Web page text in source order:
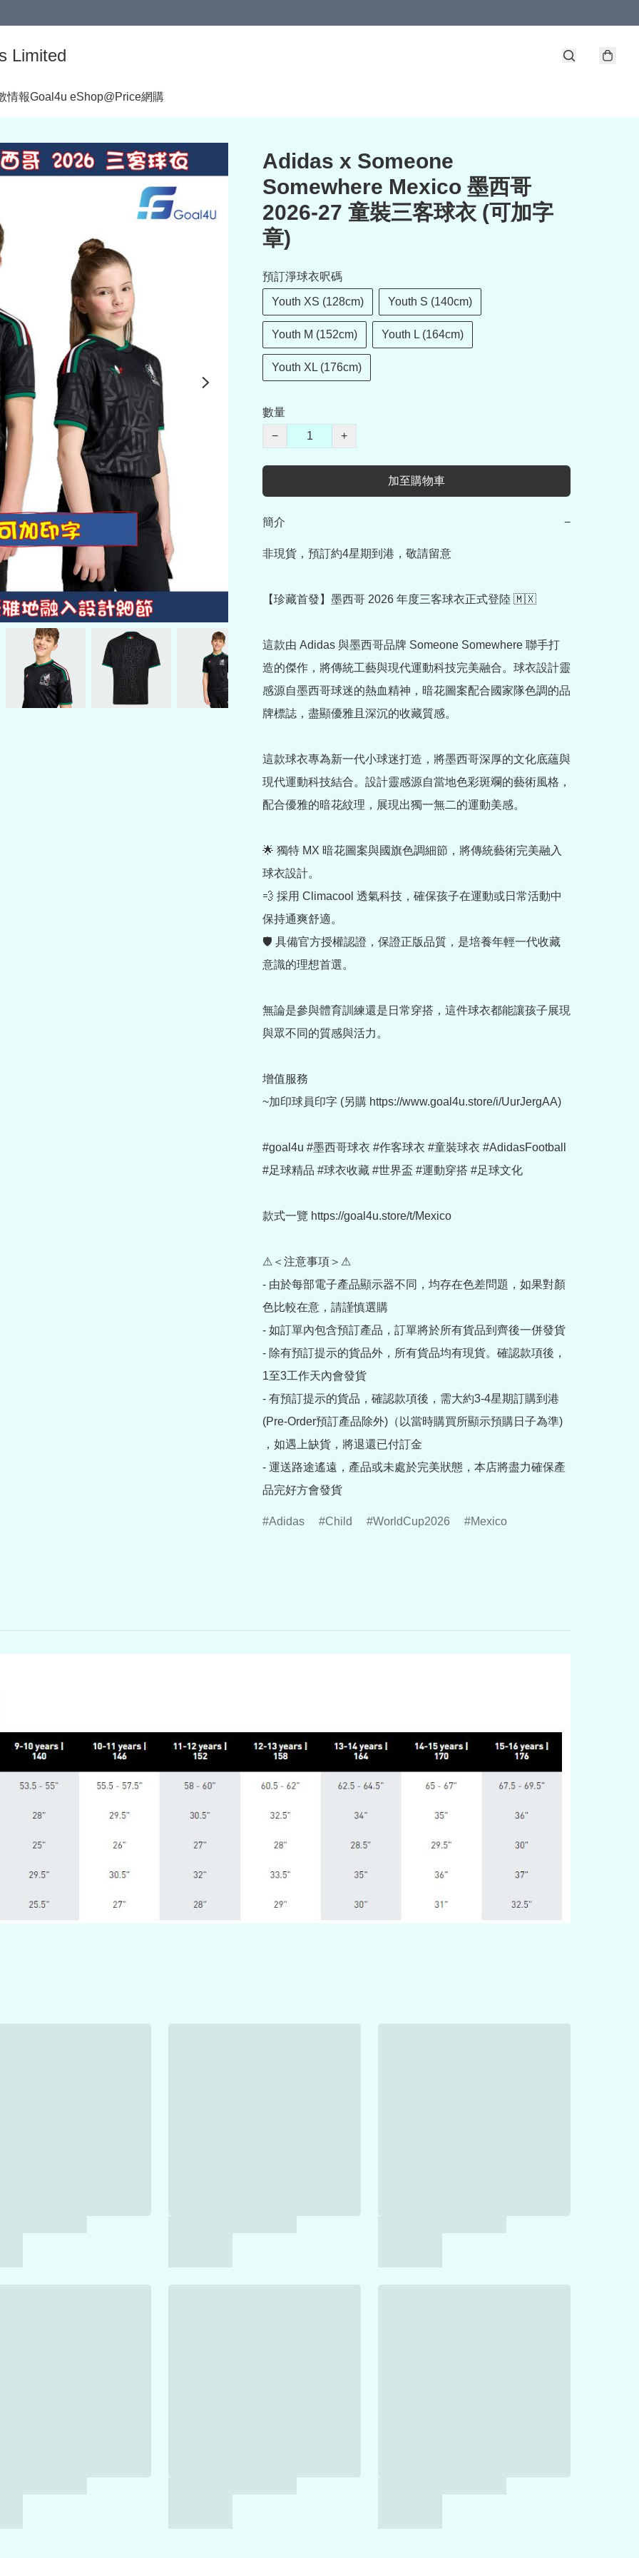
Limited
情報Goal4u eShop@Price網購
Adidas x Someone
Somewhere Mexico 墨西哥
2026-27 童裝三客球衣 (可加字
章)
預訂淨球衣呎碼
Youth XS (128cm) Youth S (140cm)
Youth M (152cm) Youth L (164cm)
Youth XL (176cm)
數量
−
+
加至購物車
簡介 −
非現貨，預訂約4星期到港，敬請留意
【珍藏首發】墨西哥 2026 年度三客球衣正式登陸 🇲🇽
這款由 Adidas 與墨西哥品牌 Someone Somewhere 聯手打
造的傑作，將傳統工藝與現代運動科技完美融合。球衣設計靈
感源自墨西哥球迷的熱血精神，暗花圖案配合國家隊色調的品
牌標誌，盡顯優雅且深沉的收藏質感。
這款球衣專為新一代小球迷打造，將墨西哥深厚的文化底蘊與
現代運動科技結合。設計靈感源自當地色彩斑斕的藝術風格，
配合優雅的暗花紋理，展現出獨一無二的運動美感。
🌟 獨特 MX 暗花圖案與國旗色調細節，將傳統藝術完美融入
球衣設計。
💨 採用 Climacool 透氣科技，確保孩子在運動或日常活動中
保持通爽舒適。
🛡️ 具備官方授權認證，保證正版品質，是培養年輕一代收藏
意識的理想首選。
無論是參與體育訓練還是日常穿搭，這件球衣都能讓孩子展現
與眾不同的質感與活力。
增值服務
~加印球員印字 (另購 https://www.goal4u.store/i/UurJergAA)
#goal4u #墨西哥球衣 #作客球衣 #童裝球衣 #AdidasFootball
#足球精品 #球衣收藏 #世界盃 #運動穿搭 #足球文化
款式一覽 https://goal4u.store/t/Mexico
⚠＜注意事項＞⚠
- 由於每部電子產品顯示器不同，均存在色差問題，如果對顏
色比較在意，請謹慎選購
- 如訂單內包含預訂產品，訂單將於所有貨品到齊後一併發貨
- 除有預訂提示的貨品外，所有貨品均有現貨。確認款項後，
1至3工作天內會發貨
- 有預訂提示的貨品，確認款項後，需大約3-4星期訂購到港
(Pre-Order預訂產品除外)（以當時購買所顯示預購日子為準)
，如遇上缺貨，將退還已付訂金
- 運送路途遙遠，產品或未處於完美狀態，本店將盡力確保產
品完好方會發貨
Adidas Child WorldCup2026 Mexico